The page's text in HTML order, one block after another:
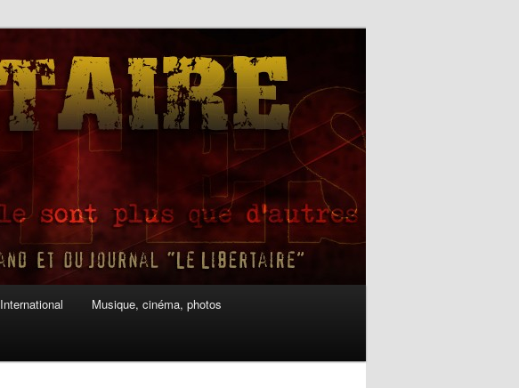
International Musique, cinéma, photos